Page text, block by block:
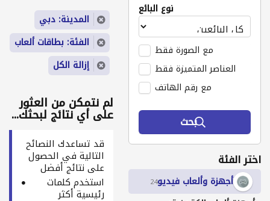
نوع البائع
مع الصورة فقط
العناصر المتميزة فقط
مع رقم الهاتف
بحث
اختر الفئة
أجهزة وألعاب فيديو24
المدينة: دبي
الفئة: بطاقات ألعاب
إزالة الكل
لم نتمكن من العثور
على أي نتائج لبحثك...
قد تساعدك النصائح
التالية في الحصول
على نتائج أفضل
استخدم كلمات
رئيسية أكثر